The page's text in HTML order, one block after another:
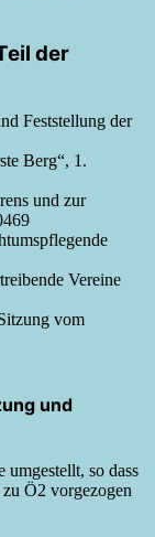
der
Feststellung der
Berg“, 1.
und zur
Vereine
vom
und
umgestellt, so dass
Ö2 vorgezogen